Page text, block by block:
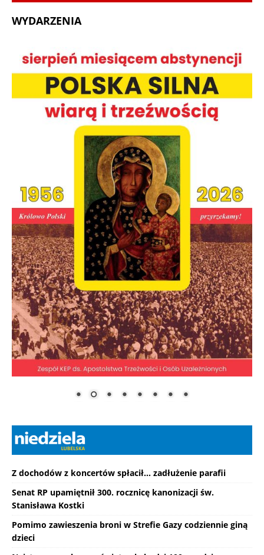
WYDARZENIA
Z dochodów z koncertów spłacił... zadłużenie parafii
Senat RP upamiętnił 300. rocznicę kanonizacji św.
Stanisława Kostki
Pomimo zawieszenia broni w Strefie Gazy codziennie giną
dzieci